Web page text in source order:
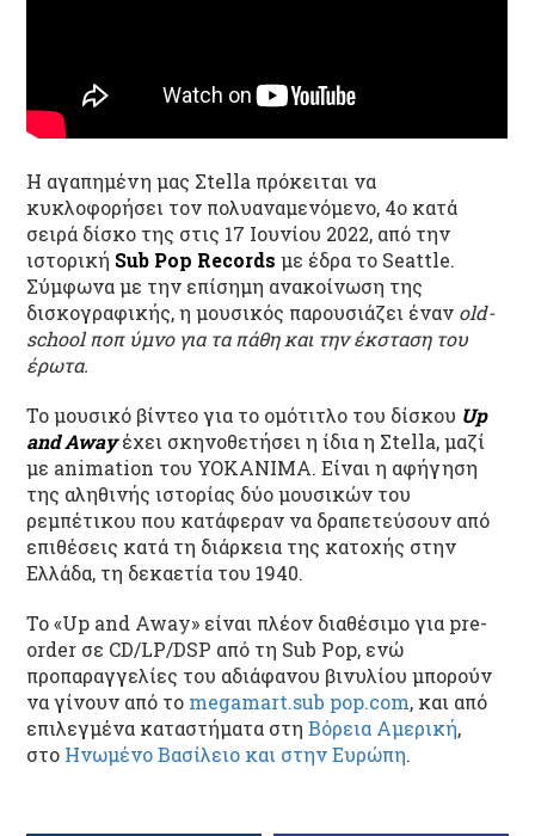
Η αγαπημένη μας Σtella πρόκειται να
κυκλοφορήσει τον πολυαναμενόμενο, 4ο κατά
σειρά δίσκο της στις 17 Ιουνίου 2022, από την
ιστορική Sub Pop Records με έδρα το Seattle.
Σύμφωνα με την επίσημη ανακοίνωση της
δισκογραφικής, η μουσικός παρουσιάζει έναν old-
school ποπ ύμνο για τα πάθη και την έκσταση του
έρωτα.
Το μουσικό βίντεο για το ομότιτλο του δίσκου Up
and Away έχει σκηνοθετήσει η ίδια η Σtella, μαζί
με animation του YOKANIMA.Είναι η αφήγηση
της αληθινής ιστορίας δύο μουσικών του
ρεμπέτικου που κατάφεραν να δραπετεύσουν από
επιθέσεις κατά τη διάρκεια της κατοχής στην
Ελλάδα, τη δεκαετία του 1940.
Το«Up and Away» είναι πλέον διαθέσιμο για pre-
order σε CD/LP/DSP από τη Sub Pop, ενώ
προπαραγγελίες του αδιάφανου βινυλίου μπορούν
να γίνουν από το megamart.sub pop.com, και από
επιλεγμένα καταστήματα στηΒόρεια Αμερική,
στο Ηνωμένο Βασίλειο και στην Ευρώπη.